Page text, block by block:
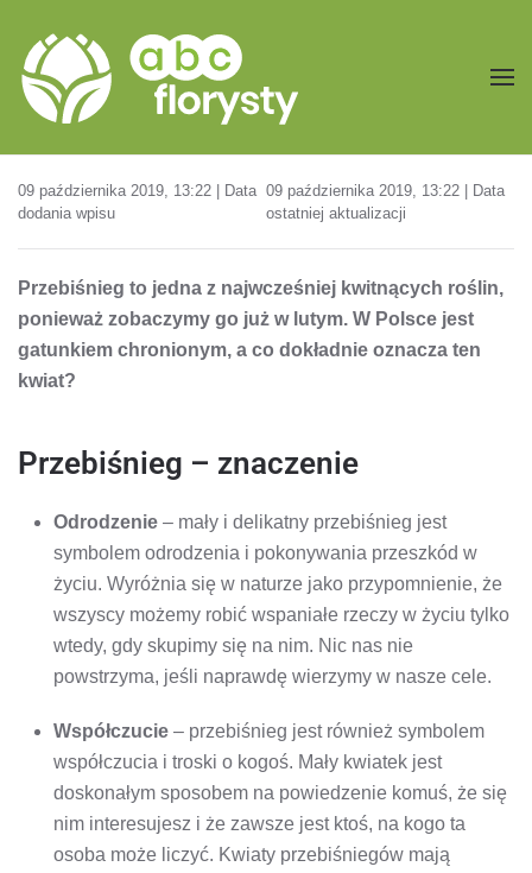
Przejdź do treści głównej
09 października 2019, 13:22 | Data
dodania wpisu
09 października 2019, 13:22 | Data
ostatniej aktualizacji
Przebiśnieg to jedna z najwcześniej kwitnących roślin,
ponieważ zobaczymy go już w lutym. W Polsce jest
gatunkiem chronionym, a co dokładnie oznacza ten
kwiat?
Przebiśnieg – znaczenie
Odrodzenie – mały i delikatny przebiśnieg jest
symbolem odrodzenia i pokonywania przeszkód w
życiu. Wyróżnia się w naturze jako przypomnienie, że
wszyscy możemy robić wspaniałe rzeczy w życiu tylko
wtedy, gdy skupimy się na nim. Nic nas nie
powstrzyma, jeśli naprawdę wierzymy w nasze cele.
Współczucie – przebiśnieg jest również symbolem
współczucia i troski o kogoś. Mały kwiatek jest
doskonałym sposobem na powiedzenie komuś, że się
nim interesujesz i że zawsze jest ktoś, na kogo ta
osoba może liczyć. Kwiaty przebiśniegów mają